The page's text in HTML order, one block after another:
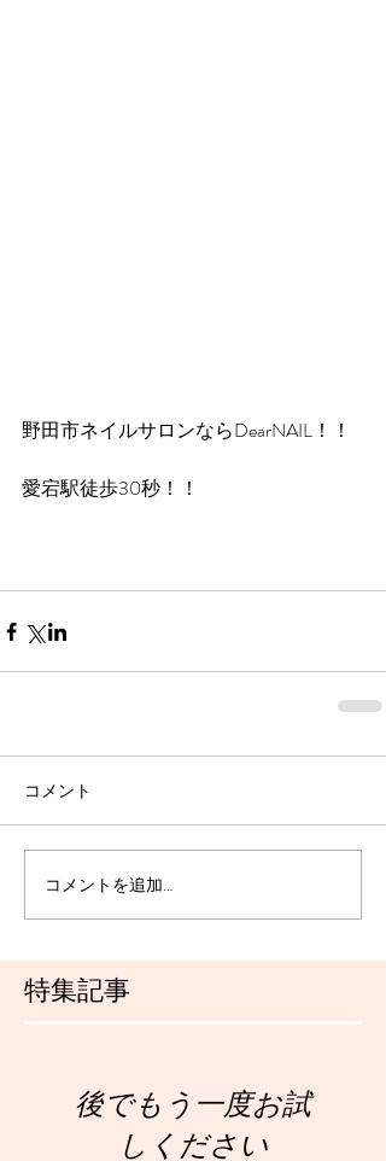
特集記事
野田市ネイルサロンならDearNAIL！！
愛宕駅徒歩30秒！！
コメント
コメントを追加…
後でもう一度お試
しください